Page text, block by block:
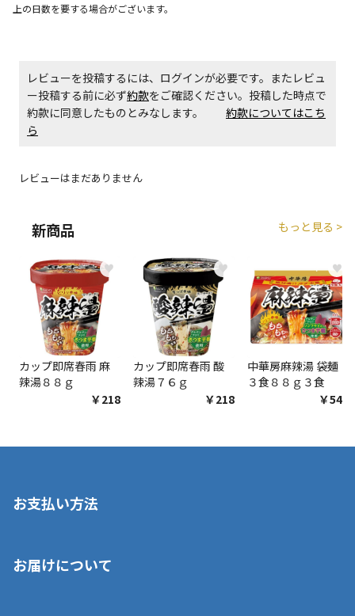
上の日数を要する場合がございます。
レビューを投稿するには、ログインが必要です。またレビュ
ー投稿する前に必ず約款をご確認ください。投稿した時点で
約款に同意したものとみなします。 約款についてはこち
ら
レビューはまだありません
新商品 もっと見る >
♥
カップ即席春雨 麻
辣湯８８ｇ
￥218
♥
カップ即席春雨 酸
辣湯７６ｇ
￥218
♥
中華房麻辣湯 袋麺
３食８８ｇ３食
￥548
お支払い方法
いいただくことはできません。ご了承ください。
お届けについて